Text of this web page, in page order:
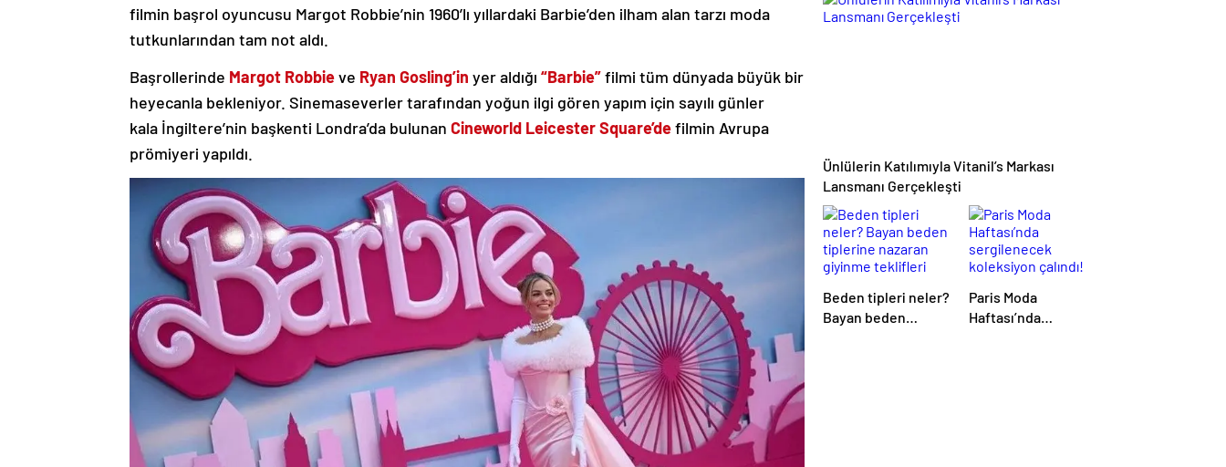
filmin başrol oyuncusu Margot Robbie’nin 1960’lı yıllardaki Barbie’den ilham alan tarzı moda
tutkunlarından tam not aldı.
Başrollerinde Margot Robbieve Ryan Gosling’in yer aldığı “Barbie”filmi tüm dünyada büyük bir
heyecanla bekleniyor. Sinemaseverler tarafından yoğun ilgi gören yapım için sayılı günler
kala İngiltere’nin başkenti Londra’da bulunan Cineworld Leicester Square’defilmin Avrupa
prömiyeri yapıldı.
İSTİKLAL
CADDESİ’NDE AÇTI
Ünlülerin Katılımıyla Vitanil’s Markası
Lansmanı Gerçekleşti
Beden tipleri neler?
Bayan beden
Paris Moda
Haftası’nda